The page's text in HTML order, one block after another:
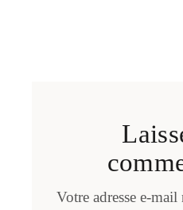
Votre adresse e-mail